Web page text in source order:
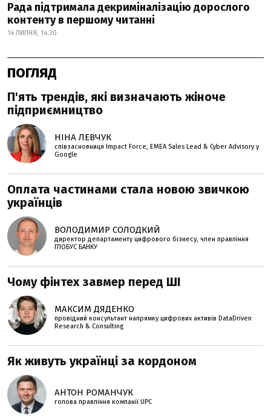
Рада підтримала декриміналізацію дорослого
контенту в першому читанні
14 ЛИПНЯ, 14:30
ПОГЛЯД
П'ять трендів, які визначають жіноче
підприємництво
НІНА ЛЕВЧУК
співзасновниця Impact Force, EMEA Sales Lead & Cyber Advisory у
Google
Оплата частинами стала новою звичкою
українців
ВОЛОДИМИР СОЛОДКИЙ
директор департаменту цифрового бізнесу, член правління
ГЛОБУС БАНКУ
Чому фінтех завмер перед ШІ
МАКСИМ ДЯДЕНКО
провідний консультант напрямку цифрових активів DataDriven
Research & Consulting
Як живуть українці за кордоном
АНТОН РОМАНЧУК
голова правління компанії UPC